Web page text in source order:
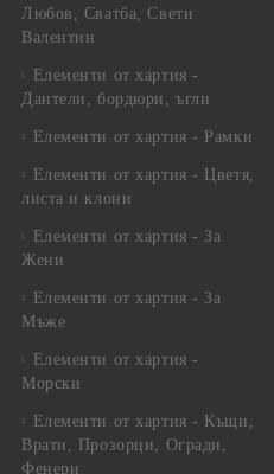
Любов, Сватба, Свети
Валентин
Елементи от хартия -
Дантели, бордюри, ъгли
Елементи от хартия - Рамки
Елементи от хартия - Цветя,
листа и клони
Елементи от хартия - За
Жени
Елементи от хартия - За
Мъже
Елементи от хартия -
Морски
Елементи от хартия - Къщи,
Врати, Прозорци, Огради,
Фенери